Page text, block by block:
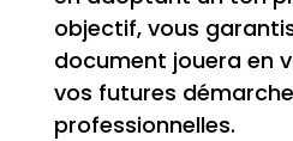
objectif, vous
document jouera en
vos futures
professionnelles.